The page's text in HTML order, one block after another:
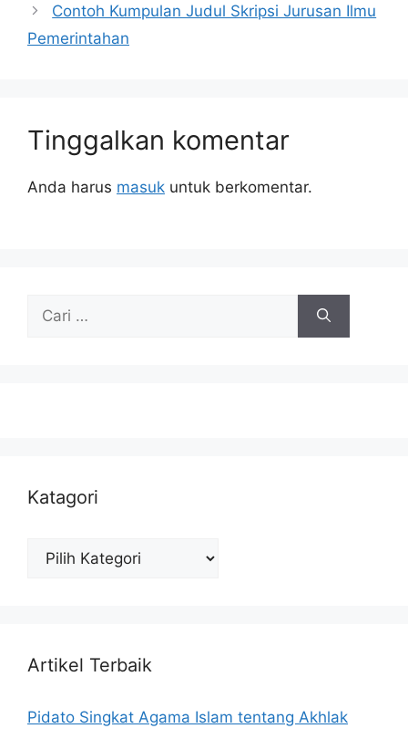
Contoh Kumpulan Judul Skripsi Jurusan Ilmu
Pemerintahan
Tinggalkan komentar
Anda harus masuk untuk berkomentar.
Cari
Katagori
Katagori
Artikel Terbaik
Pidato Singkat Agama Islam tentang Akhlak